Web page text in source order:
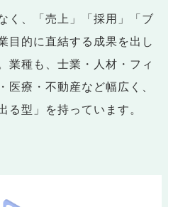
く、「売上」「採用」「ブ
目的に直結する成果を出し
業種も、士業・人材・フィ
医療・不動産など幅広く、
る型」を持っています。